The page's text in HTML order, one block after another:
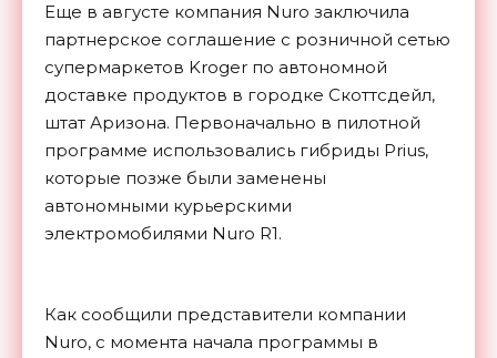
Еще в августе компания Nuro заключила
партнерское соглашение с розничной сетью
супермаркетов Kroger по автономной
доставке продуктов в городке Скоттсдейл,
штат Аризона. Первоначально в пилотной
программе использовались гибриды Prius,
которые позже были заменены
автономными курьерскими
электромобилями Nuro R1.
Как сообщили представители компании
Nuro, с момента начала программы в